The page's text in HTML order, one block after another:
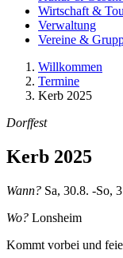
Wirtschaft &
Verwaltung
Vereine &
Willkommen
Termine
Kerb 2025
Dorffest
Kerb 2025
Wann? Sa, 30.8. -So,
Wo? Lonsheim
Kommt vorbei und